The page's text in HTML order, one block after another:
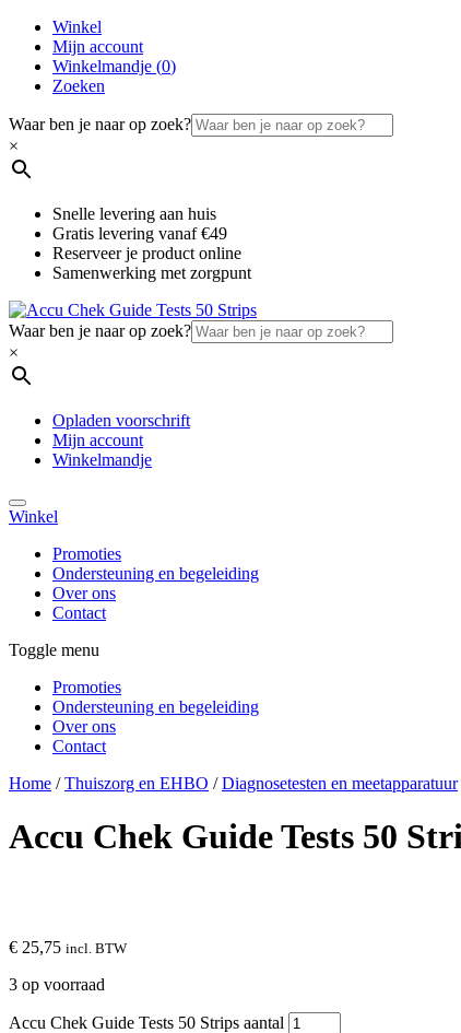
Winkel
Mijn account
Winkelmandje (0)
Zoeken
Waar ben je naar op zoek?
×
Snelle levering aan huis
Gratis levering vanaf €49
Reserveer je product online
Samenwerking met zorgpunt
Waar ben je naar op zoek?
×
Opladen voorschrift
Mijn account
Winkelmandje
Winkel
Promoties
Ondersteuning en begeleiding
Over ons
Contact
Toggle menu
Promoties
Ondersteuning en begeleiding
Over ons
Contact
Home / Thuiszorg en EHBO / Diagnosetesten en meetapparatuur
Accu Chek Guide Tests 50
€ 25,75 incl. BTW
3 op voorraad
Accu Chek Guide Tests 50 Strips aantal